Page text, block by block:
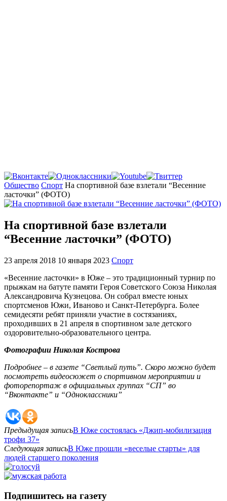
Главная
Общество Спорт На спортивной базе взлетали “Весенние
ласточки” (ФОТО)
На спортивной базе взлетали
“Весенние ласточки” (ФОТО)
23 апреля 2018 10 января 2023 Спорт
«Весенние ласточки» в Юже – это традиционный турнир по
прыжкам на батуте памяти Героя Советского Союза Николая
Александровича Кузнецова. Он собрал вместе юных
спортсменов Южи, Иваново и Санкт-Петербурга. Более
семидесяти ребят приняли участие в состязаниях,
проходивших в 21 апреля в спортивном зале детского
оздоровительно-образовательного центра.
Фотографии Николая Кострова
Подробнее – в газете “Светлый путь”. Скоро можно будет
посмотреть видеосюжет о спортивном мероприятии и
фоторепортаж в официальных группах “СП” во
“Вконтакте” и “Одноклассники”
Предыдущая записьВ Юже состоялась «Джип-мобилизация
трофи 37»
Следующая записьВ Юже прошли «веселые старты» для
людей старшего поколения
Подпишитесь на газету